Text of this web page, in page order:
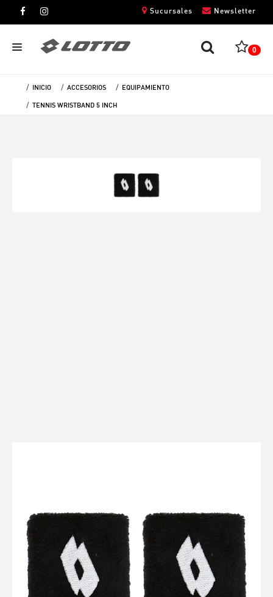
Newsletter
Sucursales
0
CABALLEROS
INICIO ACCESORIOS EQUIPAMIENTO
TENNIS WRISTBAND 5 INCH